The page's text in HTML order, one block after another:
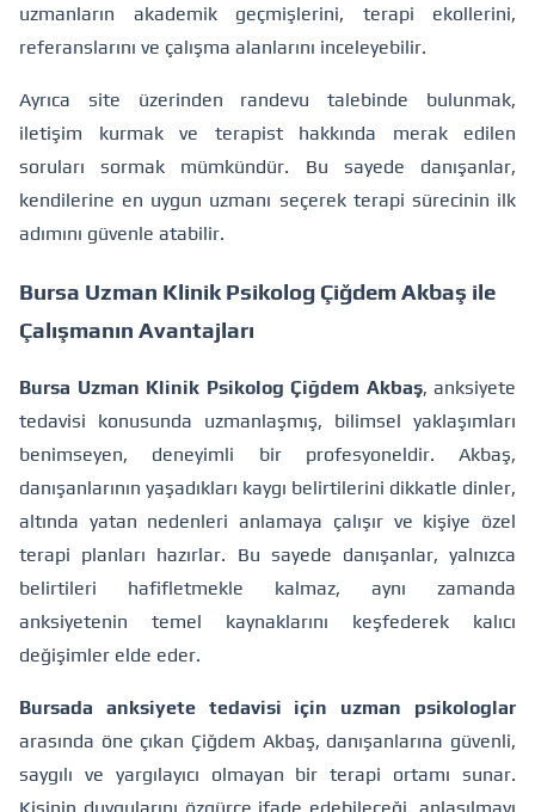
uzmanların akademik geçmişlerini, terapi ekollerini,
referanslarını ve çalışma alanlarını inceleyebilir.
Ayrıca site üzerinden randevu talebinde bulunmak,
iletişim kurmak ve terapist hakkında merak edilen
soruları sormak mümkündür. Bu sayede danışanlar,
kendilerine en uygun uzmanı seçerek terapi sürecinin ilk
adımını güvenle atabilir.
Bursa Uzman Klinik Psikolog Çiğdem Akbaş ile
Çalışmanın Avantajları
Bursa Uzman Klinik Psikolog Çiğdem Akbaş, anksiyete
tedavisi konusunda uzmanlaşmış, bilimsel yaklaşımları
benimseyen, deneyimli bir profesyoneldir. Akbaş,
danışanlarının yaşadıkları kaygı belirtilerini dikkatle dinler,
altında yatan nedenleri anlamaya çalışır ve kişiye özel
terapi planları hazırlar. Bu sayede danışanlar, yalnızca
belirtileri hafifletmekle kalmaz, aynı zamanda
anksiyetenin temel kaynaklarını keşfederek kalıcı
değişimler elde eder.
Bursada anksiyete tedavisi için uzman psikologlar
arasında öne çıkan Çiğdem Akbaş, danışanlarına güvenli,
saygılı ve yargılayıcı olmayan bir terapi ortamı sunar.